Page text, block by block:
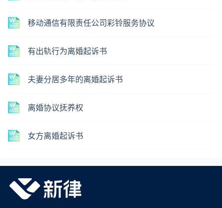
移动通信有限责任公司彩铃服务协议
有出轨行为离婚起诉书
夫妻分居多年的离婚起诉书
离婚协议抚养权
女方离婚起诉书